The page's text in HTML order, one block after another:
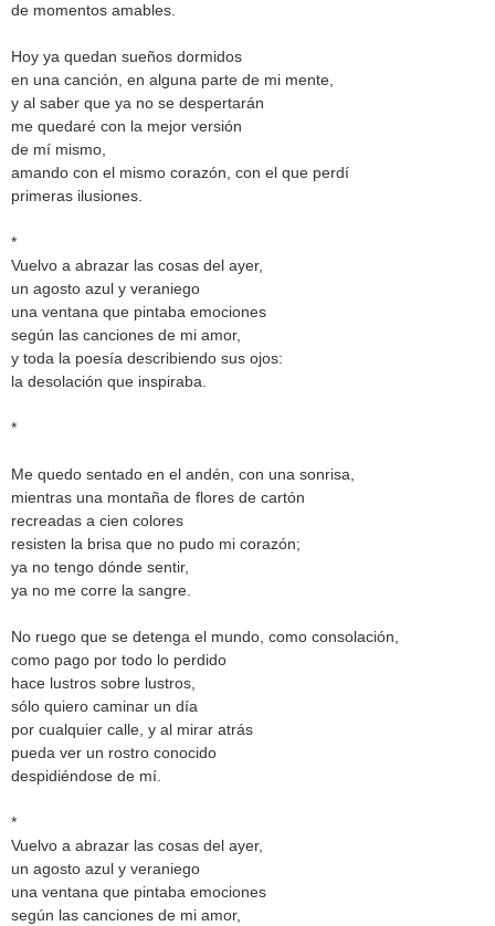
de momentos amables.
Hoy ya quedan sueños dormidos
en una canción, en alguna parte de mi mente,
y al saber que ya no se despertarán
me quedaré con la mejor versión
de mí mismo,
amando con el mismo corazón, con el que perdí
primeras ilusiones.
*
Vuelvo a abrazar las cosas del ayer,
un agosto azul y veraniego
una ventana que pintaba emociones
según las canciones de mi amor,
y toda la poesía describiendo sus ojos:
la desolación que inspiraba.
*
Me quedo sentado en el andén, con una sonrisa,
mientras una montaña de flores de cartón
recreadas a cien colores
resisten la brisa que no pudo mi corazón;
ya no tengo dónde sentir,
ya no me corre la sangre.
No ruego que se detenga el mundo, como consolación,
como pago por todo lo perdido
hace lustros sobre lustros,
sólo quiero caminar un día
por cualquier calle, y al mirar atrás
pueda ver un rostro conocido
despidiéndose de mí.
*
Vuelvo a abrazar las cosas del ayer,
un agosto azul y veraniego
una ventana que pintaba emociones
según las canciones de mi amor,